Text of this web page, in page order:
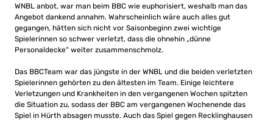
WNBL anbot, war man beim BBC wie euphorisiert, weshalb man das
Angebot dankend annahm. Wahrscheinlich wäre auch alles gut
gegangen, hätten sich nicht vor Saisonbeginn zwei wichtige
Spielerinnen so schwer verletzt, dass die ohnehin „dünne
Personaldecke“ weiter zusammenschmolz.
Das BBCTeam war das jüngste in der WNBL und die beiden verletzten
Spielerinnen gehörten zu den ältesten im Team. Einige leichtere
Verletzungen und Krankheiten in den vergangenen Wochen spitzten
die Situation zu, sodass der BBC am vergangenen Wochenende das
Spiel in Hürth absagen musste. Auch das Spiel gegen Recklinghausen